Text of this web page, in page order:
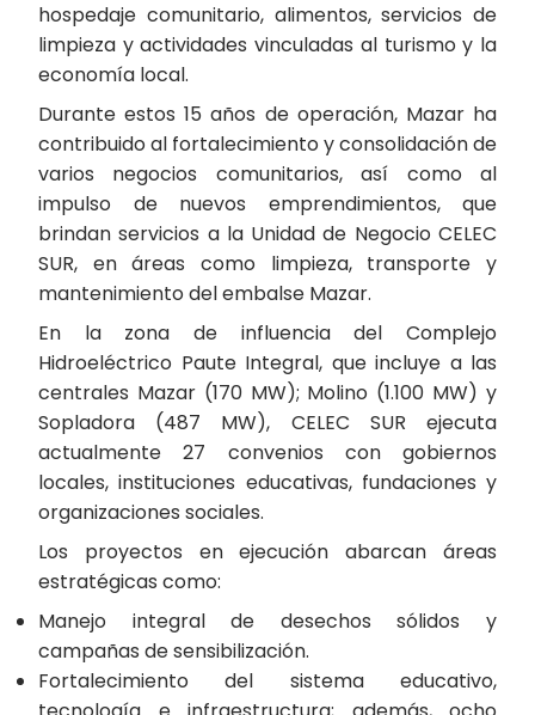
hospedaje comunitario, alimentos, servicios de
limpieza y actividades vinculadas al turismo y la
economía local.
Durante estos 15 años de operación, Mazar ha
contribuido al fortalecimiento y consolidación de
varios negocios comunitarios, así como al
impulso de nuevos emprendimientos, que
brindan servicios a la Unidad de Negocio CELEC
SUR, en áreas como limpieza, transporte y
mantenimiento del embalse Mazar.
En la zona de influencia del Complejo
Hidroeléctrico Paute Integral, que incluye a las
centrales Mazar (170 MW); Molino (1.100 MW) y
Sopladora (487 MW), CELEC SUR ejecuta
actualmente 27 convenios con gobiernos
locales, instituciones educativas, fundaciones y
organizaciones sociales.
Los proyectos en ejecución abarcan áreas
estratégicas como:
Manejo integral de desechos sólidos y
campañas de sensibilización.
Fortalecimiento del sistema educativo,